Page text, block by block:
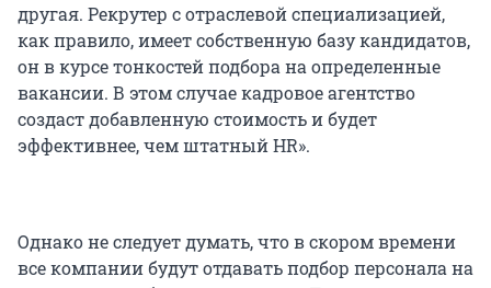
другая. Рекрутер с отраслевой специализацией,
как правило, имеет собственную базу кандидатов,
он в курсе тонкостей подбора на определенные
вакансии. В этом случае кадровое агентство
создаст добавленную стоимость и будет
эффективнее, чем штатный HR».
Однако не следует думать, что в скором времени
все компании будут отдавать подбор персонала на